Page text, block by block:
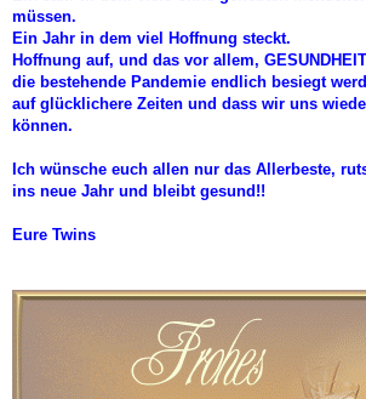
müssen.
Ein Jahr in dem viel Hoffnung steckt.
Hoffnung auf, und das vor allem,
die bestehende Pandemie endlich besiegt
auf glücklichere Zeiten und dass wir uns
können.
Ich wünsche euch allen nur das Allerbeste,
ins neue Jahr und bleibt gesund!!
Eure Twins